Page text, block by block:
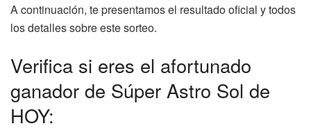
A continuación, te presentamos el resultado oficial y todos
los detalles sobre este sorteo.
Verifica si eres el afortunado
ganador de Súper Astro Sol de
HOY: